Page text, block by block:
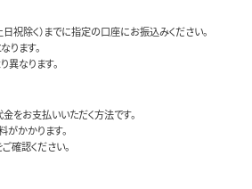
祝除く）までに指定の口座にお振込みください。
ます。
なります。
お支払いいただく方法です。
かかります。
確認ください。